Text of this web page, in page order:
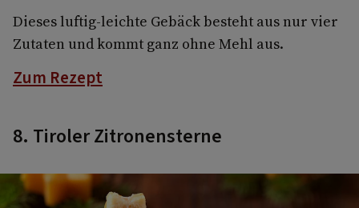
Dieses luftig-leichte Gebäck besteht aus nur vier
Zutaten und kommt ganz ohne Mehl aus.
Zum Rezept
8. Tiroler Zitronensterne